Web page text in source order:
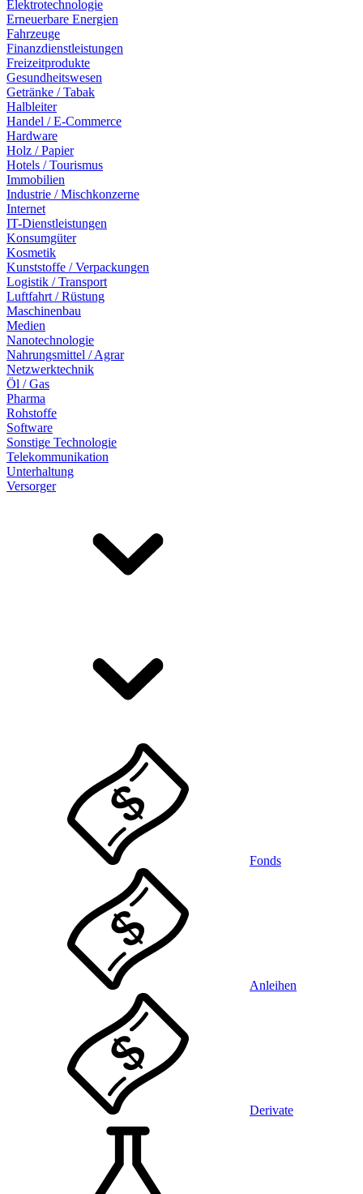
Elektrotechnologie
Erneuerbare Energien
Fahrzeuge
Finanzdienstleistungen
Freizeitprodukte
Gesundheitswesen
Getränke / Tabak
Halbleiter
Handel / E-Commerce
Hardware
Holz / Papier
Hotels / Tourismus
Immobilien
Industrie / Mischkonzerne
Internet
IT-Dienstleistungen
Konsumgüter
Kosmetik
Kunststoffe / Verpackungen
Logistik / Transport
Luftfahrt / Rüstung
Maschinenbau
Medien
Nanotechnologie
Nahrungsmittel / Agrar
Netzwerktechnik
Öl / Gas
Pharma
Rohstoffe
Software
Sonstige Technologie
Telekommunikation
Unterhaltung
Versorger
Fonds
Anleihen
Derivate